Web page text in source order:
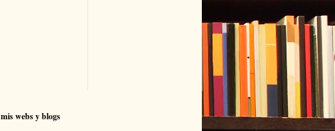
mis webs y blogs